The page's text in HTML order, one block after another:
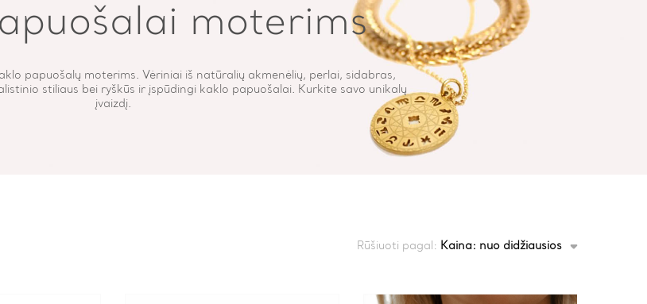
moterims
papuošalų moterims. Vėriniai iš natūralių akmenėlių, perlai, sidabras,
stiliaus bei ryškūs ir įspūdingi kaklo papuošalai. Kurkite savo unikalų
įvaizdį.
Rūšiuoti pagal: Kaina: nuo didžiausios